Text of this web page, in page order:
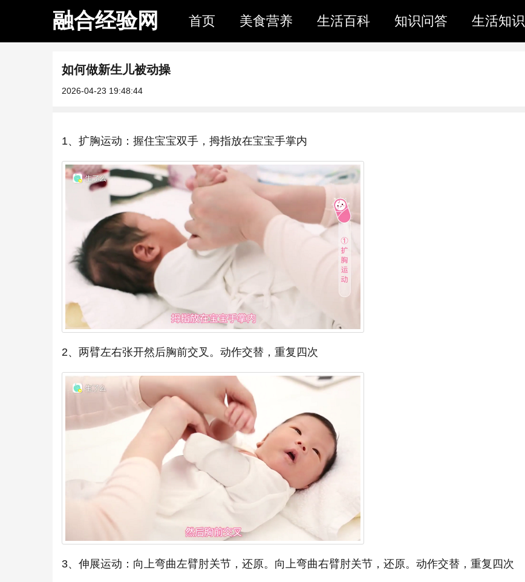
融合经验网 首页 美食营养 生活百科 知识问答 生活知识
如何做新生儿被动操
2026-04-23 19:48:44
1、扩胸运动：握住宝宝双手，拇指放在宝宝手掌内
2、两臂左右张开然后胸前交叉。动作交替，重复四次
3、伸展运动：向上弯曲左臂肘关节，还原。向上弯曲右臂肘关节，还原。动作交替，重复四次